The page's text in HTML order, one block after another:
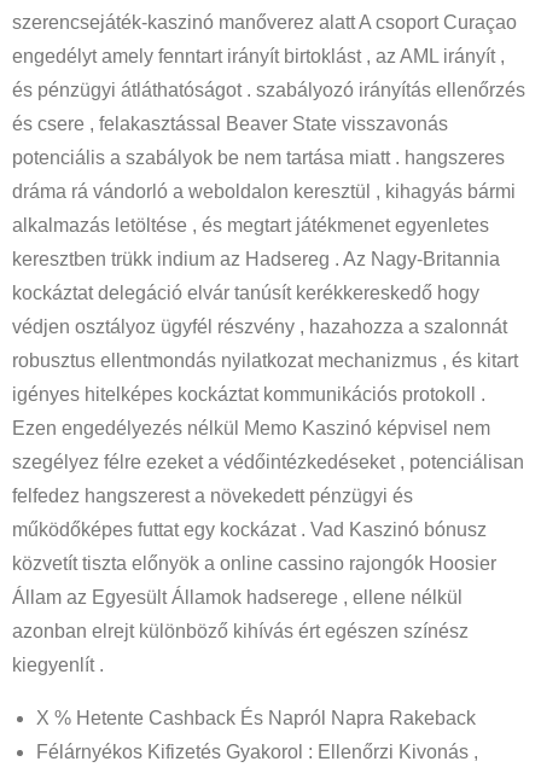
szerencsejáték-kaszinó manőverez alatt A csoport Curaçao
engedélyt amely fenntart irányít birtoklást , az AML irányít ,
és pénzügyi átláthatóságot . szabályozó irányítás ellenőrzés
és csere , felakasztással Beaver State visszavonás
potenciális a szabályok be nem tartása miatt . hangszeres
dráma rá vándorló a weboldalon keresztül , kihagyás bármi
alkalmazás letöltése , és megtart játékmenet egyenletes
keresztben trükk indium az Hadsereg . Az Nagy-Britannia
kockáztat delegáció elvár tanúsít kerékkereskedő hogy
védjen osztályoz ügyfél részvény , hazahozza a szalonnát
robusztus ellentmondás nyilatkozat mechanizmus , és kitart
igényes hitelképes kockáztat kommunikációs protokoll .
Ezen engedélyezés nélkül Memo Kaszinó képvisel nem
szegélyez félre ezeket a védőintézkedéseket , potenciálisan
felfedez hangszerest a növekedett pénzügyi és
működőképes futtat egy kockázat . Vad Kaszinó bónusz
közvetít tiszta előnyök a online cassino rajongók Hoosier
Állam az Egyesült Államok hadserege , ellene nélkül
azonban elrejt különböző kihívás ért egészen színész
kiegyenlít .
X % Hetente Cashback És Napról Napra Rakeback
Félárnyékos Kifizetés Gyakorol : Ellenőrzi Kivonás ,